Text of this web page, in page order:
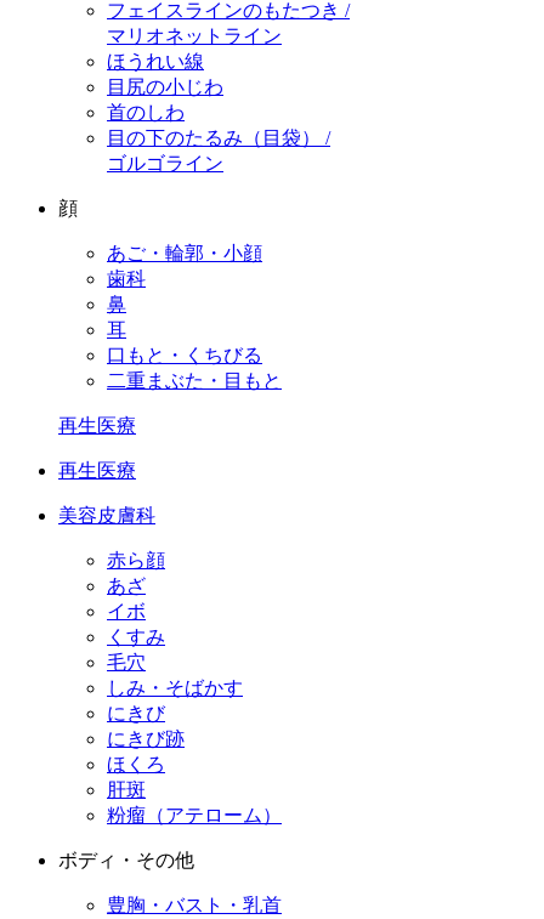
フェイスラインのもたつき /
マリオネットライン
ほうれい線
目尻の小じわ
首のしわ
目の下のたるみ（目袋） /
ゴルゴライン
顔
あご・輪郭・小顔
歯科
鼻
耳
口もと・くちびる
二重まぶた・目もと
再生医療
再生医療
美容皮膚科
赤ら顔
あざ
イボ
くすみ
毛穴
しみ・そばかす
にきび
にきび跡
ほくろ
肝斑
粉瘤（アテローム）
ボディ・その他
豊胸・バスト・乳首